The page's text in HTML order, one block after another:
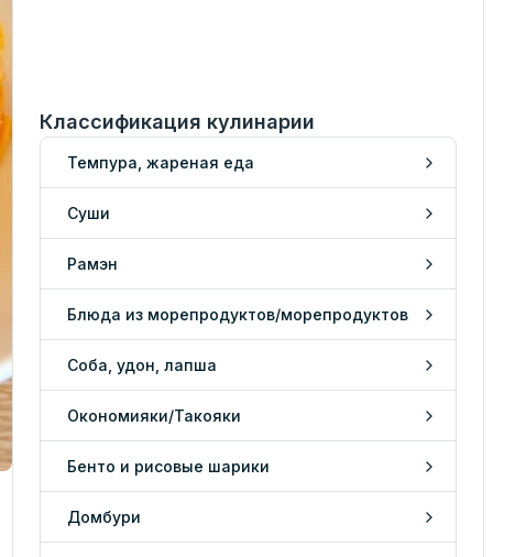
Классификация кулинарии
Темпура, жареная еда
Суши
Рамэн
Блюда из морепродуктов/морепродуктов
Соба, удон, лапша
Окономияки/Такояки
Бенто и рисовые шарики
Домбури